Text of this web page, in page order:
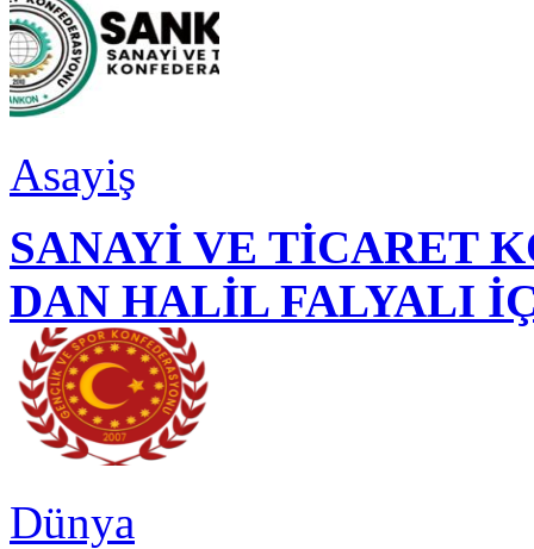
Asayiş
SANAYİ VE TİCARET
DAN HALİL FALYALI
Dünya